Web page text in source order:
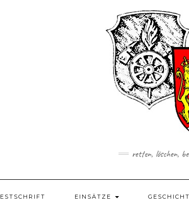
retten, löschen,
EINSÄTZE